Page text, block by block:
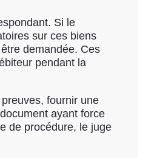
Si le
sur ces biens
demandée. Ces
pendant la
fournir une
ayant force
de procédure, le juge